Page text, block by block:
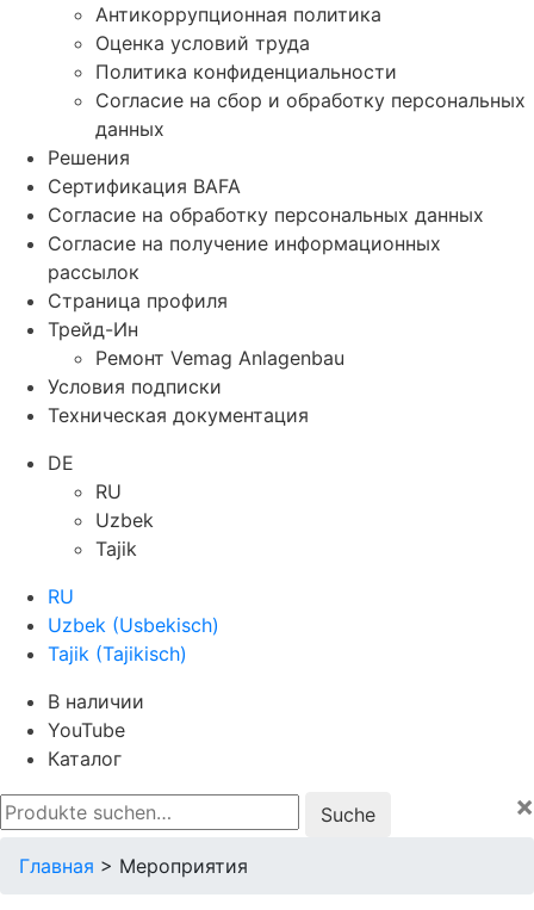
Антикоррупционная политика
Оценка условий труда
Политика конфиденциальности
Согласие на сбор и обработку персональных
данных
Решения
Сертификация BAFA
Согласие на обработку персональных данных
Согласие на получение информационных
рассылок
Страница профиля
Трейд-Ин
Ремонт Vemag Anlagenbau
Условия подписки
Техническая документация
DE
RU
Uzbek
Tajik
RU
Uzbek (Usbekisch)
Tajik (Tajikisch)
В наличии
YouTube
Каталог
Suche
nach:
×
Главная > Мероприятия